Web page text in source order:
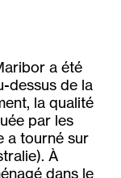
a été
dessus de la
la qualité
par les
a tourné sur
À
dans le